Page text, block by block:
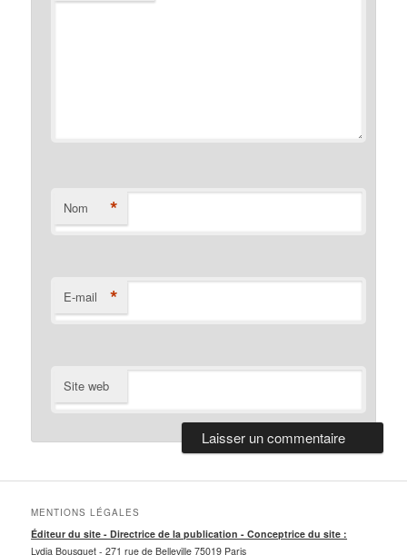
Nom *
E-mail *
Site web
MENTIONS LÉGALES
Éditeur du site - Directrice de la publication - Conceptrice du site :
Lydia Bousquet -271 rue de Belleville 75019 Paris